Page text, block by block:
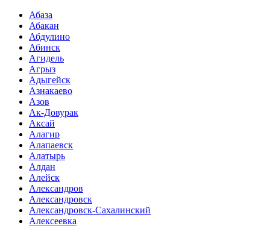
Абаза
Абакан
Абдулино
Абинск
Агидель
Агрыз
Адыгейск
Азнакаево
Азов
Ак-Довурак
Аксай
Алагир
Алапаевск
Алатырь
Алдан
Алейск
Александров
Александровск
Александровск-Сахалинский
Алексеевка